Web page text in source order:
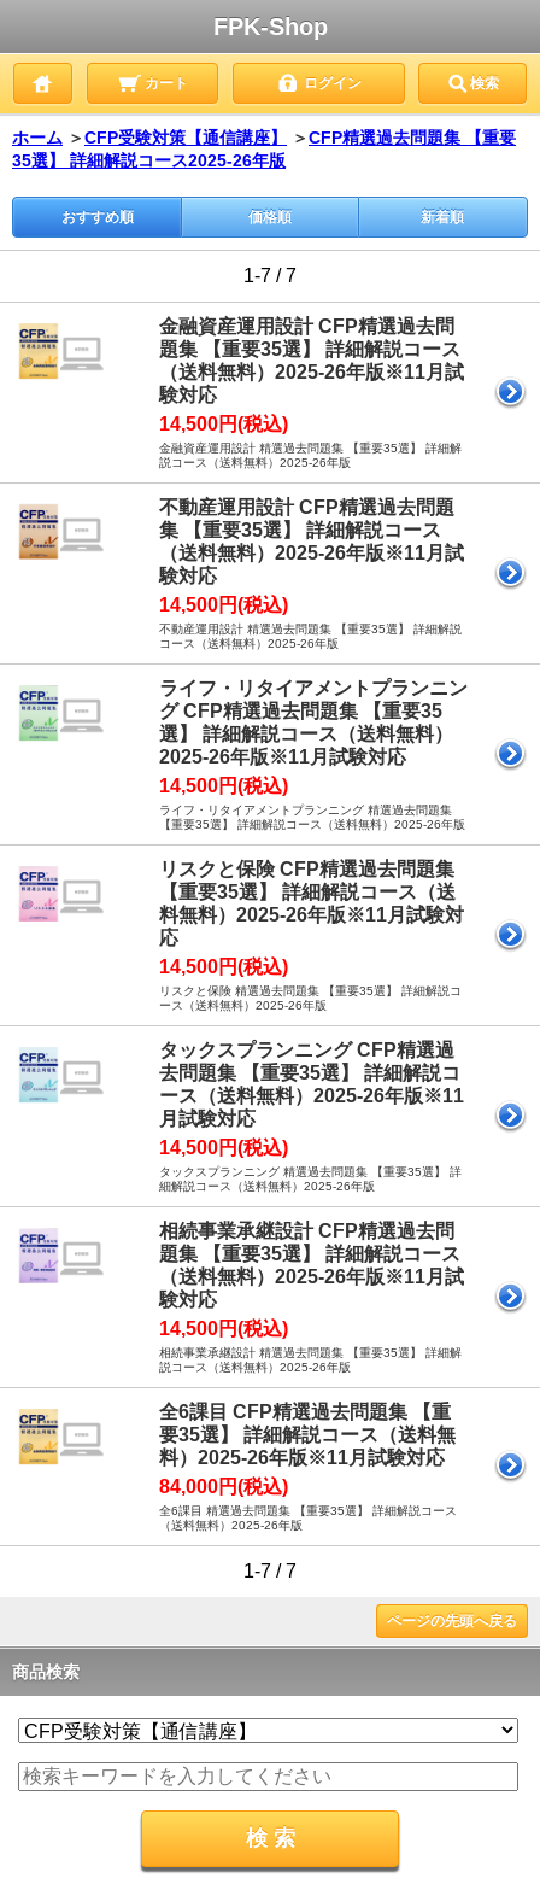
FPK-Shop
カート ログイン 検索
ホーム ＞CFP受験対策【通信講座】 ＞CFP精選過去問題集 【重要
35選】 詳細解説コース2025-26年版
おすすめ順 価格順 新着順
1-7 / 7
金融資産運用設計 CFP精選過去問
題集 【重要35選】 詳細解説コース
（送料無料）2025-26年版※11月試
験対応
14,500円(税込)
金融資産運用設計 精選過去問題集 【重要35選】 詳細解
説コース（送料無料）2025-26年版
不動産運用設計 CFP精選過去問題
集 【重要35選】 詳細解説コース
（送料無料）2025-26年版※11月試
験対応
14,500円(税込)
不動産運用設計 精選過去問題集 【重要35選】 詳細解説
コース（送料無料）2025-26年版
ライフ・リタイアメントプランニン
グ CFP精選過去問題集 【重要35
選】 詳細解説コース（送料無料）
2025-26年版※11月試験対応
14,500円(税込)
ライフ・リタイアメントプランニング 精選過去問題集
【重要35選】 詳細解説コース（送料無料）2025-26年版
リスクと保険 CFP精選過去問題集
【重要35選】 詳細解説コース（送
料無料）2025-26年版※11月試験対
応
14,500円(税込)
リスクと保険 精選過去問題集 【重要35選】 詳細解説コ
ース（送料無料）2025-26年版
タックスプランニング CFP精選過
去問題集 【重要35選】 詳細解説コ
ース（送料無料）2025-26年版※11
月試験対応
14,500円(税込)
タックスプランニング 精選過去問題集 【重要35選】 詳
細解説コース（送料無料）2025-26年版
相続事業承継設計 CFP精選過去問
題集 【重要35選】 詳細解説コース
（送料無料）2025-26年版※11月試
験対応
14,500円(税込)
相続事業承継設計 精選過去問題集 【重要35選】 詳細解
説コース（送料無料）2025-26年版
全6課目 CFP精選過去問題集 【重
要35選】 詳細解説コース（送料無
料）2025-26年版※11月試験対応
84,000円(税込)
全6課目 精選過去問題集 【重要35選】 詳細解説コース
（送料無料）2025-26年版
1-7 / 7
ページの先頭へ戻る
商品検索